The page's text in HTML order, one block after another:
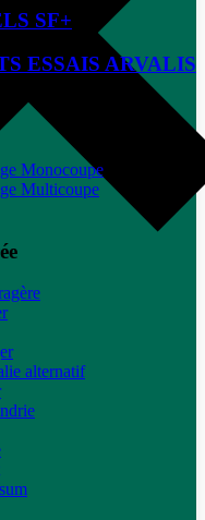
SF+
ESSAIS ARVALIS
Monocoupe
Multicoupe
alternatif